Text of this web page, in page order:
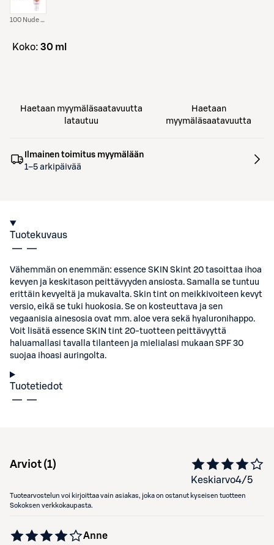
100 Nude 100
koko: 30 ml
Haetaan myymäläsaatavuutta
latautuu
Haetaan
myymäläsaatavuutta
Ilmainen toimitus myymälään
1–5 arkipäivää
Tuotekuvaus
Vähemmän on enemmän: essence SKIN Skint 20 tasoittaa ihoa
kevyen ja keskitason peittävyyden ansiosta. Samalla se tuntuu
erittäin kevyeltä ja mukavalta. Skin tint on meikkivoiteen kevyt
versio, eikä se tuki huokosia. Se on kosteuttava ja sen
vegaanisia ainesosia ovat mm. aloe vera sekä hyaluronihappo.
Voit lisätä essence SKIN tint 20-tuotteen peittävyyttä
haluamallasi tavalla tilanteen ja mielialasi mukaan SPF 30
suojaa ihoasi auringolta.
Tuotetiedot
Arviot (1)
Keskiarvo4/5
Tuotearvostelun voi kirjoittaa vain asiakas, joka on ostanut kyseisen tuotteen
Sokoksen verkkokaupasta.
Anne